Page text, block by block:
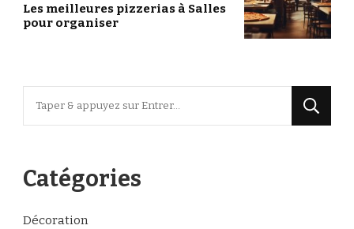
Les meilleures pizzerias à Salles
pour organiser
?
Catégories
Décoration